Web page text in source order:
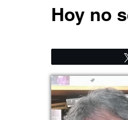
Hoy no